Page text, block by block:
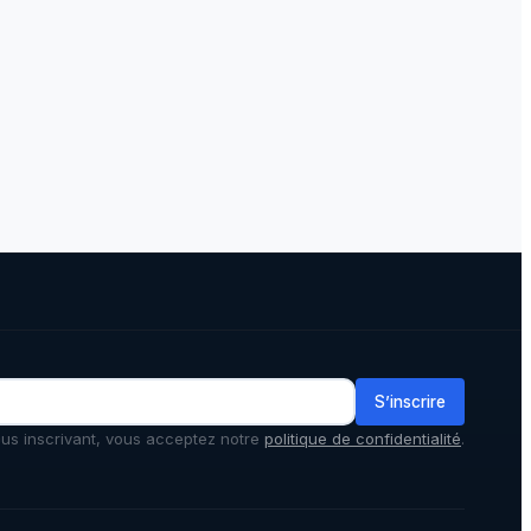
S’inscrire
inscrivant, vous acceptez notre politique de confidentialité.